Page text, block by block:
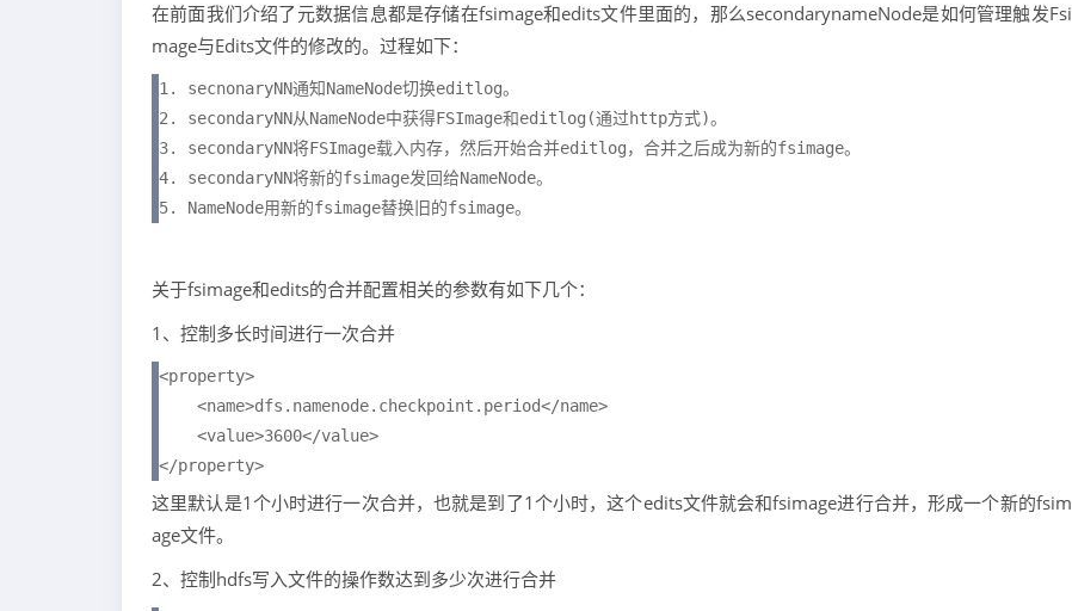
在前面我们介绍了元数据信息都是存储在fsimage和edits文件里面的，那么secondarynameNode是如何管理触发Fsi
mage与Edits⽂件的修改的。过程如下：
1. secnonaryNN通知NameNode切换editlog。
2. secondaryNN从NameNode中获得FSImage和editlog(通过http⽅式)。
3. secondaryNN将FSImage载⼊内存，然后开始合并editlog，合并之后成为新的fsimage。
4. secondaryNN将新的fsimage发回给NameNode。
5. NameNode⽤新的fsimage替换旧的fsimage。
关于fsimage和edits的合并配置相关的参数有如下几个：
1、控制多长时间进行一次合并
<property>
<name>dfs.namenode.checkpoint.period</name>
<value>3600</value>
</property>
这里默认是1个小时进行一次合并，也就是到了1个小时，这个edits文件就会和fsimage进行合并，形成一个新的fsim
age文件。
2、控制hdfs写入文件的操作数达到多少次进行合并